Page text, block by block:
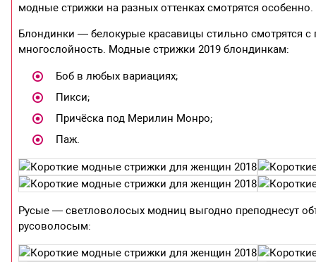
модные стрижки на разных оттенках смотрятся особенно.
Блондинки — белокурые красавицы стильно
многослойность. Модные стрижки 2019 блондинкам:
Боб в любых вариациях;
Пикси;
Причёска под Мерилин Монро;
Паж.
Русые — светловолосых модниц выгодно преподнесут
русоволосым: